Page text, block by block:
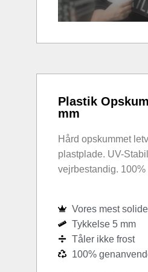
Plastik
mm
Hård opskummet
plastplade. UV-
vejrbestandig.
Vores mest
Tykkelse 5 mm
Tåler ikke frost
100%